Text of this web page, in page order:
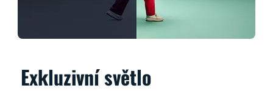
Exkluzivní světlo